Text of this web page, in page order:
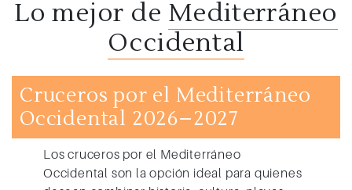
Lo mejor de Mediterráneo
Occidental
Cruceros por el Mediterráneo
Occidental 2026–2027
Loscruceros por el Mediterráneo
Occidental son la opción ideal para quienes